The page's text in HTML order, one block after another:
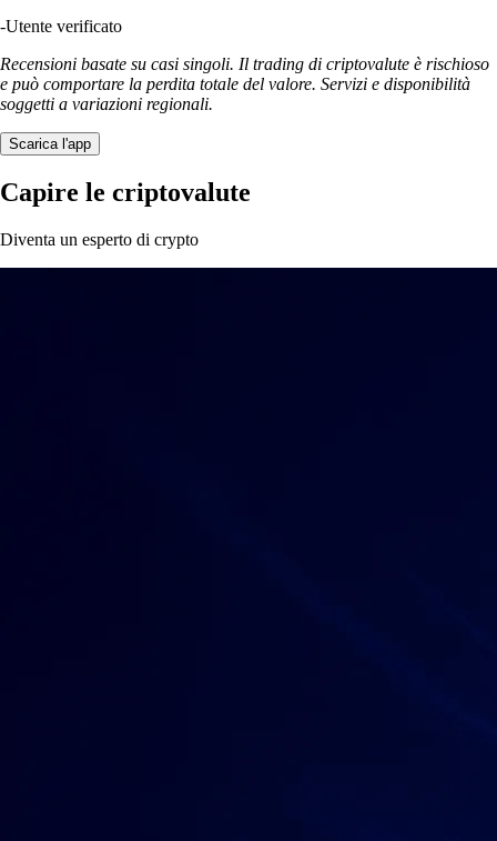
-Utente verificato
Recensioni basate su casi singoli. Il trading di criptovalute è rischioso
e può comportare la perdita totale del valore. Servizi e disponibilità
soggetti a variazioni regionali.
Scarica l'app
Capire le criptovalute
Diventa un esperto di crypto